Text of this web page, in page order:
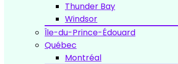
Thunder Bay
Windsor
Île-du-Prince-Édouard
Québec
Montréal